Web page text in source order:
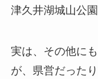
津久井湖城山公
実は、その他に
が、県営だった